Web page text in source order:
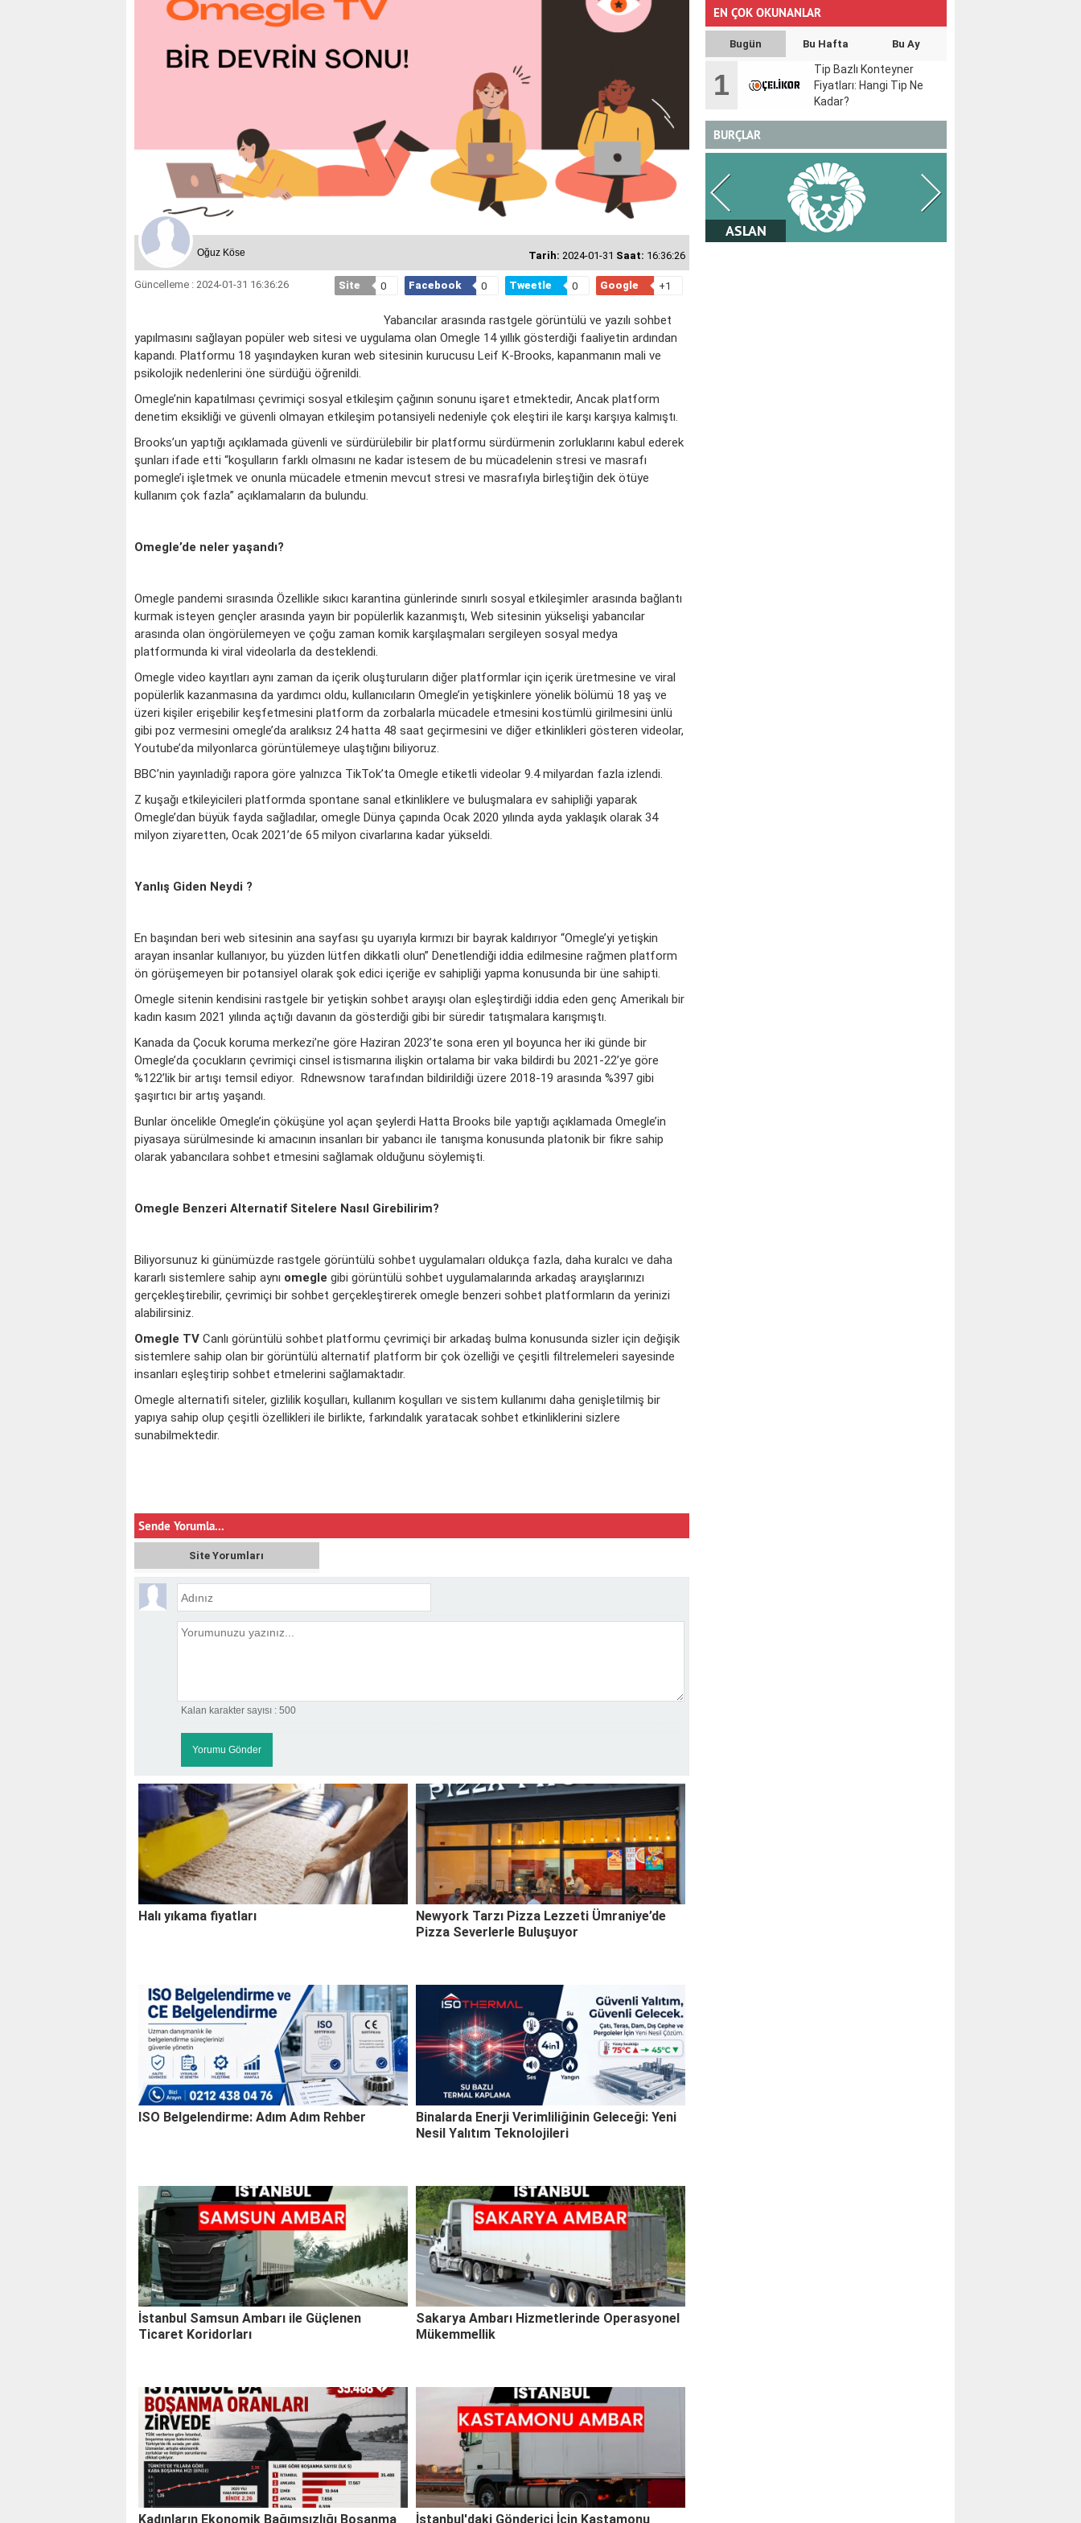
Oğuz Köse Tarih: 2024-01-31 Saat: 16:36:26
Güncelleme : 2024-01-31 16:36:26 Site 0 Facebook 0 Tweetle 0 Google +1
Yabancılar arasında rastgele görüntülü ve yazılı sohbet
yapılmasını sağlayan popüler web sitesi ve uygulama olan Omegle 14 yıllık gösterdiği faaliyetin ardından
kapandı. Platformu 18 yaşındayken kuran web sitesinin kurucusu Leif K-Brooks, kapanmanın mali ve
psikolojik nedenlerini öne sürdüğü öğrenildi.
Omegle’nin kapatılması çevrimiçi sosyal etkileşim çağının sonunu işaret etmektedir, Ancak platform
denetim eksikliği ve güvenli olmayan etkileşim potansiyeli nedeniyle çok eleştiri ile karşı karşıya kalmıştı.
Brooks’un yaptığı açıklamada güvenli ve sürdürülebilir bir platformu sürdürmenin zorluklarını kabul ederek
şunları ifade etti “koşulların farklı olmasını ne kadar istesem de bu mücadelenin stresi ve masrafı
pomegle’i işletmek ve onunla mücadele etmenin mevcut stresi ve masrafıyla birleştiğin dek ötüye
kullanım çok fazla” açıklamaların da bulundu.
Omegle’de neler yaşandı?
Omegle pandemi sırasında Özellikle sıkıcı karantina günlerinde sınırlı sosyal etkileşimler arasında bağlantı
kurmak isteyen gençler arasında yayın bir popülerlik kazanmıştı, Web sitesinin yükselişi yabancılar
arasında olan öngörülemeyen ve çoğu zaman komik karşılaşmaları sergileyen sosyal medya
platformunda ki viral videolarla da desteklendi.
Omegle video kayıtları aynı zaman da içerik oluşturuların diğer platformlar için içerik üretmesine ve viral
popülerlik kazanmasına da yardımcı oldu, kullanıcıların Omegle’in yetişkinlere yönelik bölümü 18 yaş ve
üzeri kişiler erişebilir keşfetmesini platform da zorbalarla mücadele etmesini kostümlü girilmesini ünlü
gibi poz vermesini omegle’da aralıksız 24 hatta 48 saat geçirmesini ve diğer etkinlikleri gösteren videolar,
Youtube’da milyonlarca görüntülemeye ulaştığını biliyoruz.
BBC’nin yayınladığı rapora göre yalnızca TikTok’ta Omegle etiketli videolar 9.4 milyardan fazla izlendi.
Z kuşağı etkileyicileri platformda spontane sanal etkinliklere ve buluşmalara ev sahipliği yaparak
Omegle’dan büyük fayda sağladılar, omegle Dünya çapında Ocak 2020 yılında ayda yaklaşık olarak 34
milyon ziyaretten, Ocak 2021’de 65 milyon civarlarına kadar yükseldi.
Yanlış Giden Neydi ?
En başından beri web sitesinin ana sayfası şu uyarıyla kırmızı bir bayrak kaldırıyor “Omegle’yi yetişkin
arayan insanlar kullanıyor, bu yüzden lütfen dikkatli olun” Denetlendiği iddia edilmesine rağmen platform
ön görüşemeyen bir potansiyel olarak şok edici içeriğe ev sahipliği yapma konusunda bir üne sahipti.
Omegle sitenin kendisini rastgele bir yetişkin sohbet arayışı olan eşleştirdiği iddia eden genç Amerikalı bir
kadın kasım 2021 yılında açtığı davanın da gösterdiği gibi bir süredir tatışmalara karışmıştı.
Kanada da Çocuk koruma merkezi’ne göre Haziran 2023’te sona eren yıl boyunca her iki günde bir
Omegle’da çocukların çevrimiçi cinsel istismarına ilişkin ortalama bir vaka bildirdi bu 2021-22’ye göre
%122’lik bir artışı temsil ediyor. Rdnewsnow tarafından bildirildiği üzere 2018-19 arasında %397 gibi
şaşırtıcı bir artış yaşandı.
Bunlar öncelikle Omegle’in çöküşüne yol açan şeylerdi Hatta Brooks bile yaptığı açıklamada Omegle’in
piyasaya sürülmesinde ki amacının insanları bir yabancı ile tanışma konusunda platonik bir fikre sahip
olarak yabancılara sohbet etmesini sağlamak olduğunu söylemişti.
Omegle Benzeri Alternatif Sitelere Nasıl Girebilirim?
Biliyorsunuz ki günümüzde rastgele görüntülü sohbet uygulamaları oldukça fazla, daha kuralcı ve daha
kararlı sistemlere sahip aynı omegle gibi görüntülü sohbet uygulamalarında arkadaş arayışlarınızı
gerçekleştirebilir, çevrimiçi bir sohbet gerçekleştirerek omegle benzeri sohbet platformların da yerinizi
alabilirsiniz.
Omegle TV Canlı görüntülü sohbet platformu çevrimiçi bir arkadaş bulma konusunda sizler için değişik
sistemlere sahip olan bir görüntülü alternatif platform bir çok özelliği ve çeşitli filtrelemeleri sayesinde
insanları eşleştirip sohbet etmelerini sağlamaktadır.
Omegle alternatifi siteler, gizlilik koşulları, kullanım koşulları ve sistem kullanımı daha genişletilmiş bir
yapıya sahip olup çeşitli özellikleri ile birlikte, farkındalık yaratacak sohbet etkinliklerini sizlere
sunabilmektedir.
Sende Yorumla...
Site Yorumları
Kalan karakter sayısı : 500
Halı yıkama fiyatları
Newyork Tarzı Pizza Lezzeti Ümraniye’de
Pizza Severlerle Buluşuyor
ISO Belgelendirme: Adım Adım Rehber
Binalarda Enerji Verimliliğinin Geleceği: Yeni
Nesil Yalıtım Teknolojileri
İstanbul Samsun Ambarı ile Güçlenen
Ticaret Koridorları
Sakarya Ambarı Hizmetlerinde Operasyonel
Mükemmellik
Kadınların Ekonomik Bağımsızlığı Boşanma İstanbul'daki Gönderici İçin Kastamonu
EN ÇOK OKUNANLAR
Bugün Bu Hafta Bu Ay
1
Tip Bazlı Konteyner
Fiyatları: Hangi Tip Ne
Kadar?
BURÇLAR
YENGEÇ ASLAN BAŞAK